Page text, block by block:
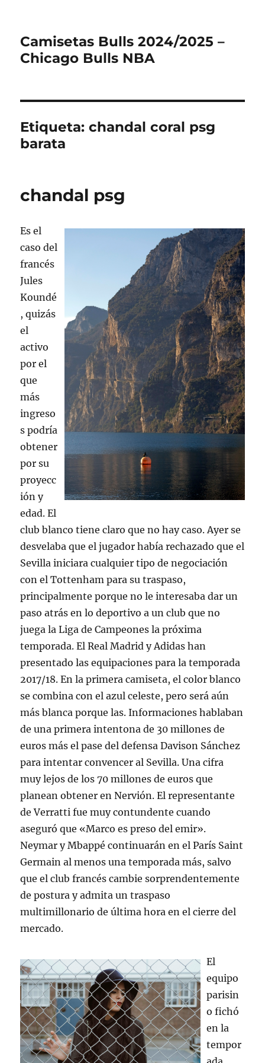
Camisetas Bulls 2024/2025 –
Chicago Bulls NBA
Etiqueta:chandal coral psg
barata
chandal psg
Es el
caso del
francés
Jules
Koundé
, quizás
el
activo
por el
que
más
ingreso
s podría
obtener
por su
proyecc
ión y
edad. El
club blanco tiene claro que no hay caso. Ayer se
desvelaba que el jugador había rechazado que el
Sevilla iniciara cualquier tipo de negociación
con el Tottenham para su traspaso,
principalmente porque no le interesaba dar un
paso atrás en lo deportivo a un club que no
juega la Liga de Campeones la próxima
temporada. El Real Madrid y Adidas han
presentado las equipaciones para la temporada
2017/18. En la primera camiseta, el color blanco
se combina con el azul celeste, pero será aún
más blanca porque las. Informaciones hablaban
de una primera intentona de 30 millones de
euros más el pase del defensa Davison Sánchez
para intentar convencer al Sevilla. Una cifra
muy lejos de los 70 millones de euros que
planean obtener en Nervión. El representante
de Verratti fue muy contundente cuando
aseguró que «Marco es preso del emir».
Neymar y Mbappé continuarán en el París Saint
Germain al menos una temporada más, salvo
que el club francés cambie sorprendentemente
de postura y admita un traspaso
multimillonario de última hora en el cierre del
mercado.
El
equipo
parisin
o fichó
en la
tempor